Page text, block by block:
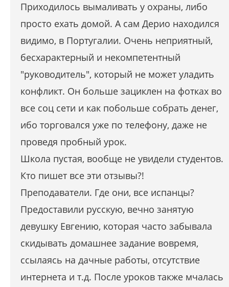
Приходилось вымаливать у охраны, либо
просто ехать домой. А сам Дерио находился
видимо, в Португалии. Очень неприятный,
бесхарактерный и некомпетентный
"руководитель", который не может уладить
конфликт. Он больше зациклен на фотках во
все соц сети и как побольше собрать денег,
ибо торговался уже по телефону, даже не
проведя пробный урок.
Школа пустая, вообще не увидели студентов.
Кто пишет все эти отзывы?!
Преподаватели. Где они, все испанцы?
Предоставили русскую, вечно занятую
девушку Евгению, которая часто забывала
скидывать домашнее задание вовремя,
ссылаясь на дачные работы, отсутствие
интернета и т.д. После уроков также мчалась